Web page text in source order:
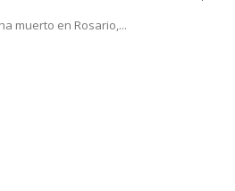
muerto en Rosario,...